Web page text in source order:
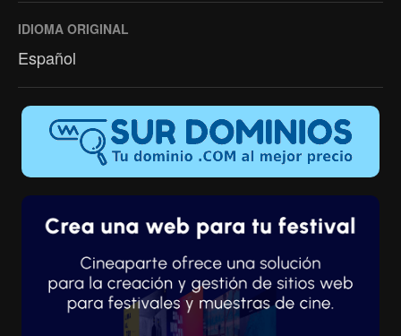
IDIOMA ORIGINAL
Español